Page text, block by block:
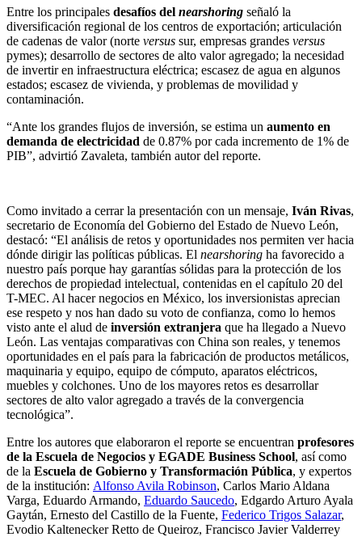
Entre los principales desafíos del nearshoring señaló la
diversificación regional de los centros de exportación; articulación
de cadenas de valor (norte versus sur, empresas grandes versus
pymes); desarrollo de sectores de alto valor agregado; la necesidad
de invertir en infraestructura eléctrica; escasez de agua en algunos
estados; escasez de vivienda, y problemas de movilidad y
contaminación.
“Ante los grandes flujos de inversión, se estima un aumento en
demanda de electricidad de 0.87% por cada incremento de 1% de
PIB”, advirtió Zavaleta, también autor del reporte.
Como invitado a cerrar la presentación con un mensaje, Iván Rivas,
secretario de Economía del Gobierno del Estado de Nuevo León,
destacó: “El análisis de retos y oportunidades nos permiten ver hacia
dónde dirigir las políticas públicas. El nearshoring ha favorecido a
nuestro país porque hay garantías sólidas para la protección de los
derechos de propiedad intelectual, contenidas en el capítulo 20 del
T-MEC. Al hacer negocios en México, los inversionistas aprecian
ese respeto y nos han dado su voto de confianza, como lo hemos
visto ante el alud de inversión extranjera que ha llegado a Nuevo
León. Las ventajas comparativas con China son reales, y tenemos
oportunidades en el país para la fabricación de productos metálicos,
maquinaria y equipo, equipo de cómputo, aparatos eléctricos,
muebles y colchones. Uno de los mayores retos es desarrollar
sectores de alto valor agregado a través de la convergencia
tecnológica”.
Entre los autores que elaboraron el reporte se encuentran profesores
de la Escuela de Negocios y EGADE Business School, así como
de la Escuela de Gobierno y Transformación Pública, y expertos
de la institución: Alfonso Avila Robinson, Carlos Mario Aldana
Varga, Eduardo Armando, Eduardo Saucedo, Edgardo Arturo Ayala
Gaytán, Ernesto del Castillo de la Fuente, Federico Trigos Salazar,
Evodio Kaltenecker Retto de Queiroz, Francisco Javier Valderrey